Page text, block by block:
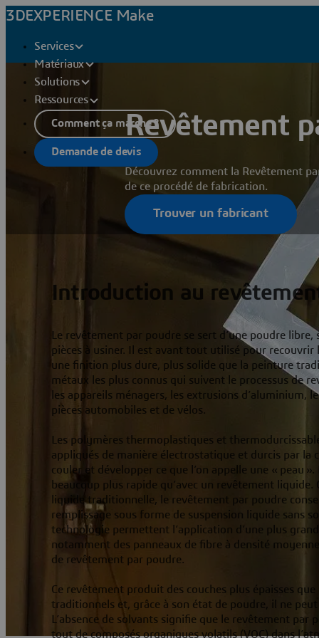
3DEXPERIENCE Make
Services
Matériaux
Solutions
Ressources
Comment ça marche ?
Demande de devis
Revêtement
Découvrez comment la Revêtement
de ce procédé de fabrication.
Trouver un fabricant
Introduction au
Le revêtement par poudre se sert d’une poudre
pièces à usiner. Il est avant tout utilisé pour recouvrir
une finition plus dure, plus solide que la peinture
métaux les plus connus qui suivent le processus de
les appareils ménagers, les extrusions d’aluminium,
pièces automobiles et de vélos.
Les polymères thermoplastiques et
appliqués de manière électrostatique et durcis par la
couler et développer ce que l’on appelle une « peau
beaucoup plus rapide qu’avec un revêtement
liquide traditionnelle, le revêtement par poudre
remplissage sous forme de suspension liquide sans
technologie permettent l’application d’une plus
notamment des panneaux de fibre à densité
de revêtement par poudre.
Ce revêtement produit des couches plus épaisses
traditionnels et, grâce à son état de poudre, il ne peut
L’absence de solvants signifie que le revêtement par
tout de composés organiques volatils (VOC) dans